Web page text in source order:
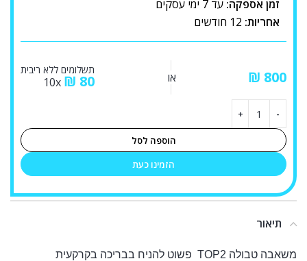
זמן אספקה: עד 7 ימי עסקים
אחריות: 12 חודשים
₪ או
תשלומים ללא ריבית
₪ 80
הוספה לסל
הזמינו כעת
תיאור
משאבה טבולה TOP2 פשוט להניח בבריכה בקרקעית